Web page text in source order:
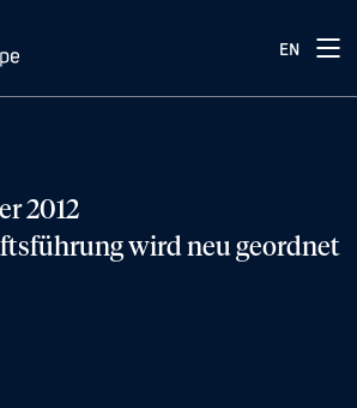
EN
2012
wird neu geordnet